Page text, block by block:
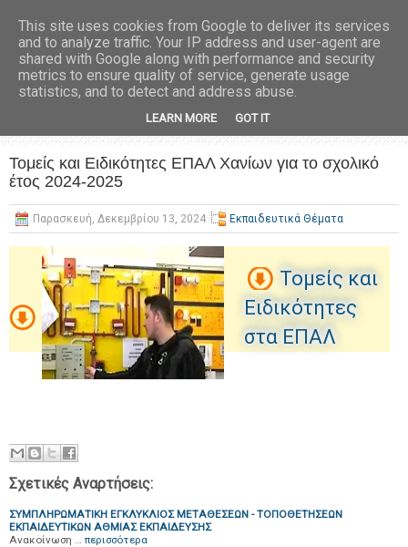
Τομείς και Ειδικότητες ΕΠΑΛ Χανίων για το σχολικό
έτος 2024-2025
Παρασκευή, Δεκεμβρίου 13, 2024 Εκπαιδευτικά Θέματα
Τομείς και
Ειδικότητες
στα ΕΠΑΛ
Σχετικές Αναρτήσεις:
ΣΥΜΠΛΗΡΩΜΑΤΙΚΗ ΕΓΚΛΥΚΛΙΟΣ ΜΕΤΑΘΕΣΕΩΝ - ΤΟΠΟΘΕΤΗΣΕΩΝ
ΕΚΠΑΙΔΕΥΤΙΚΩΝ ΑΘΜΙΑΣ ΕΚΠΑΙΔΕΥΣΗΣ
Ανακοίνωση … περισσότερα
This site uses cookies from Google to deliver its services
and to analyze traffic. Your IP address and user-agent are
shared with Google along with performance and security
metrics to ensure quality of service, generate usage
statistics, and to detect and address abuse.
LEARN MORE GOT IT